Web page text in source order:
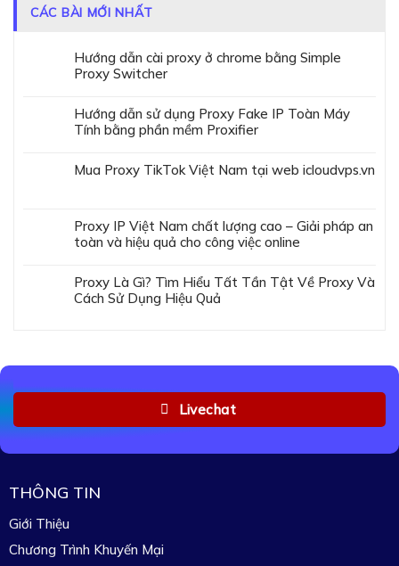
CÁC BÀI MỚI NHẤT
Hướng dẫn cài proxy ở chrome bằng Simple
Proxy Switcher
Hướng dẫn sử dụng Proxy Fake IP Toàn Máy
Tính bằng phần mềm Proxifier
Mua Proxy TikTok Việt Nam tại web icloudvps.vn
Proxy IP Việt Nam chất lượng cao – Giải pháp an
toàn và hiệu quả cho công việc online
Proxy Là Gì? Tìm Hiểu Tất Tần Tật Về Proxy Và
Cách Sử Dụng Hiệu Quả
Livechat
THÔNG TIN
Giới Thiệu
Chương Trình Khuyến Mại